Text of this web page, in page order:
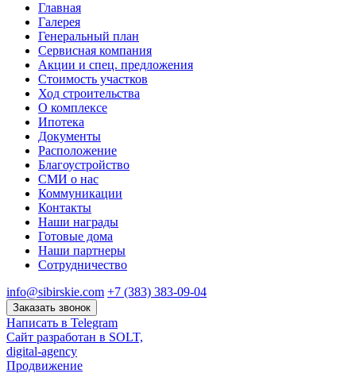
Главная
Галерея
Генеральный план
Сервисная компания
Акции и спец. предложения
Стоимость участков
Ход строительства
О комплексе
Ипотека
Документы
Расположение
Благоустройство
СМИ о нас
Коммуникации
Контакты
Наши награды
Готовые дома
Наши партнеры
Сотрудничество
info@sibirskie.com +7 (383) 383-09-04
Заказать звонок
Написать в Telegram
Сайт разработан в SOLT,
digital-agency
Продвижение